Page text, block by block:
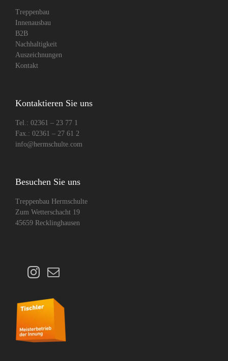
Treppenbau
Innenausbau
B2B
Nachhaltigkeit
Auszeichnungen
Kontakt
Kontaktieren Sie uns
Tel.: 02361 – 23 77 1
Fax.: 02361 – 27 61 2
info@hermschulte.com
Besuchen Sie uns
Treppenbau Hermschulte
Zum Wetterschacht 19
45659 Recklinghausen